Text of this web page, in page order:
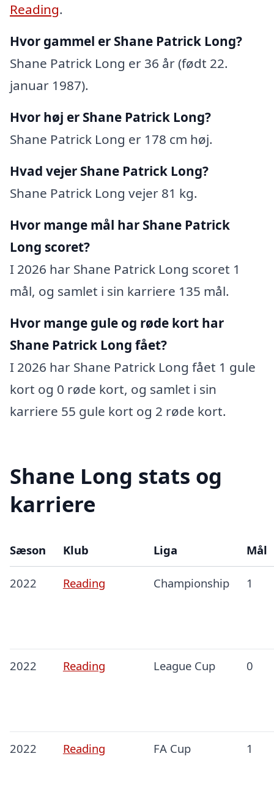
Reading.
Hvor gammel er Shane Patrick Long?
Shane Patrick Long er 36 år (født 22.
januar 1987).
Hvor høj er Shane Patrick Long?
Shane Patrick Long er 178 cm høj.
Hvad vejer Shane Patrick Long?
Shane Patrick Long vejer 81 kg.
Hvor mange mål har Shane Patrick
Long scoret?
I 2026 har Shane Patrick Long scoret 1
mål, og samlet i sin karriere 135 mål.
Hvor mange gule og røde kort har
Shane Patrick Long fået?
I 2026 har Shane Patrick Long fået 1 gule
kort og 0 røde kort, og samlet i sin
karriere 55 gule kort og 2 røde kort.
Shane Long stats og
karriere
Sæson Klub Liga Mål
2022 Reading Championship 1
2022 Reading League Cup 0
2022 Reading FA Cup 1